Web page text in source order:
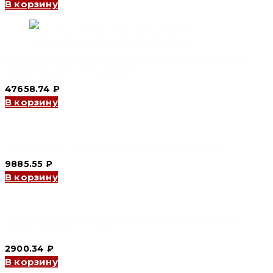
В корзину
47658.74 ₽
В корзину
9885.55 ₽
В корзину
2900.34 ₽
В корзину